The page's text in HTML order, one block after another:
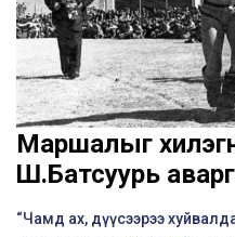
Маршалыг
Ш.Батсуурь
“Чамд ах, дүүсээрээ